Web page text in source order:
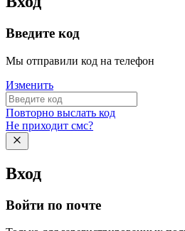
Введите код
Мы отправили код на телефон
Изменить
Повторно выслать код
Не приходит смс?
Вход
Войти по почте